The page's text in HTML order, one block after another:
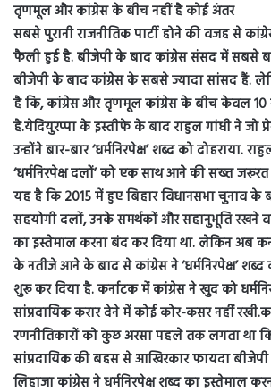
तृणमूल और कांग्रेस के बीच नहीं है कोई अंतर
सबसे पुरानी राजनीतिक पार्टी होने की वजह से
फैली हुई है. बीजेपी के बाद कांग्रेस संसद में सबसे
बीजेपी के बाद कांग्रेस के सबसे ज्यादा सांसद हैं.
है कि, कांग्रेस और तृणमूल कांग्रेस के बीच केवल 10
है.येदियुरप्पा के इस्तीफे के बाद राहुल गांधी ने जो
उन्होंने बार-बार ‘धर्मनिरपेक्ष’ शब्द को दोहराया.
‘धर्मनिरपेक्ष दलों’ को एक साथ आने की सख्त
यह है कि 2015 में हुए बिहार विधानसभा चुनाव के
सहयोगी दलों, उनके समर्थकों और सहानुभूति रखने
का इस्तेमाल करना बंद कर दिया था. लेकिन अब
के नतीजे आने के बाद से कांग्रेस ने ‘धर्मनिरपेक्ष’
शुरू कर दिया है. कर्नाटक में कांग्रेस ने खुद को
सांप्रदायिक करार देने में कोई कोर-कसर नहीं रखी.
रणनीतिकारों को कुछ अरसा पहले तक लगता था कि
सांप्रदायिक की बहस से आखिरकार फायदा बीजेपी
लिहाजा कांग्रेस ने धर्मनिरपेक्ष शब्द का इस्तेमाल